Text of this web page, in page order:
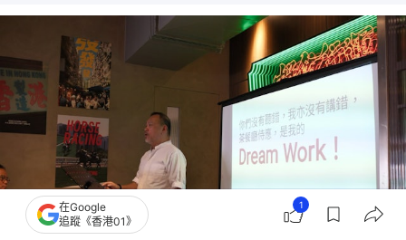
在Google
追蹤《香港01》
1